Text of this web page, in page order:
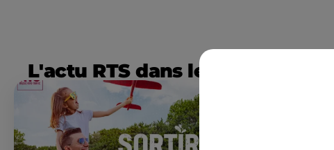
L'actu RTS dans le Sud